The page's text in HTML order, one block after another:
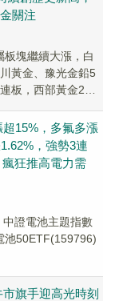
關注
塊繼續大漲，白
黃金、豫光金鉛5
板，西部黃金2連
15%，多氟多漲
，強勢3連
狂推高電力需
證電池主題指數
池50ETF(159796)
旗手迎高光時刻